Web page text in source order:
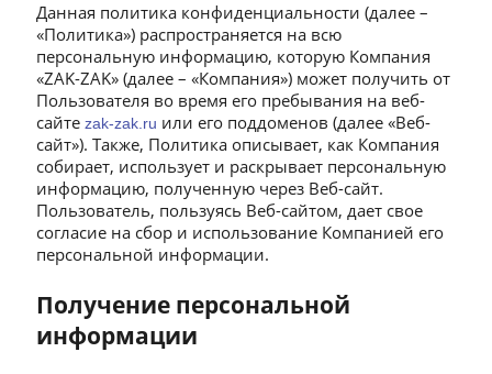
Данная политика конфиденциальности (далее –
«Политика») распространяется на всю
персональную информацию, которую Компания
«ZAK-ZAK» (далее – «Компания») может получить от
Пользователя во время его пребывания на веб-
сайте zak-zak.ru или его поддоменов (далее «Веб-
сайт»). Также, Политика описывает, как Компания
собирает, использует и раскрывает персональную
информацию, полученную через Веб-сайт.
Пользователь, пользуясь Веб-сайтом, дает свое
согласие на сбор и использование Компанией его
персональной информации.
Получение персональной
информации